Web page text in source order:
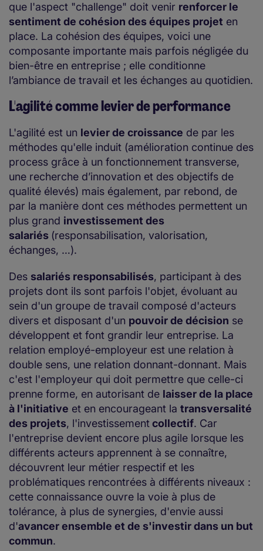
que l'aspect "challenge" doit venir renforcer le
sentiment de cohésion des équipes projet en
place. La cohésion des équipes, voici une
composante importante mais parfois négligée du
bien-être en entreprise ; elle conditionne
l’ambiance de travail et les échanges au quotidien.
L'agilité comme levier de performance​
L'agilité est un levier de croissance de par les
méthodes qu'elle induit (amélioration continue des
process grâce à un fonctionnement transverse,
une recherche d’innovation et des objectifs de
qualité élevés) mais également, par rebond, de
par la manière dont ces méthodes permettent un
plus grand investissement des
salariés (responsabilisation, valorisation,
échanges, …).
Des salariés responsabilisés, participant à des
projets dont ils sont parfois l'objet, évoluant au
sein d'un groupe de travail composé d'acteurs
divers et disposant d'un pouvoir de décision se
développent et font grandir leur entreprise. La
relation employé-employeur est une relation à
double sens, une relation donnant-donnant. Mais
c'est l'employeur qui doit permettre que celle-ci
prenne forme, en autorisant de laisser de la place
à l'initiative et en encourageant la transversalité
des projets, l'investissement collectif. Car
l'entreprise devient encore plus agile lorsque les
différents acteurs apprennent à se connaître,
découvrent leur métier respectif et les
problématiques rencontrées à différents niveaux :
cette connaissance ouvre la voie à plus de
tolérance, à plus de synergies, d'envie aussi
d'avancer ensemble et de s'investir dans un but
commun.